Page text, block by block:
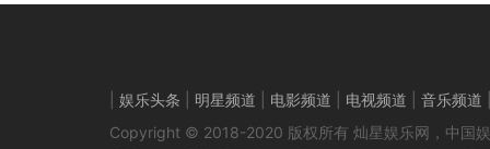
娱乐头条 明星频道 电影频道 电视频道 音乐频道
Copyright © 2018-2020 版权所有 灿星娱乐网，中国